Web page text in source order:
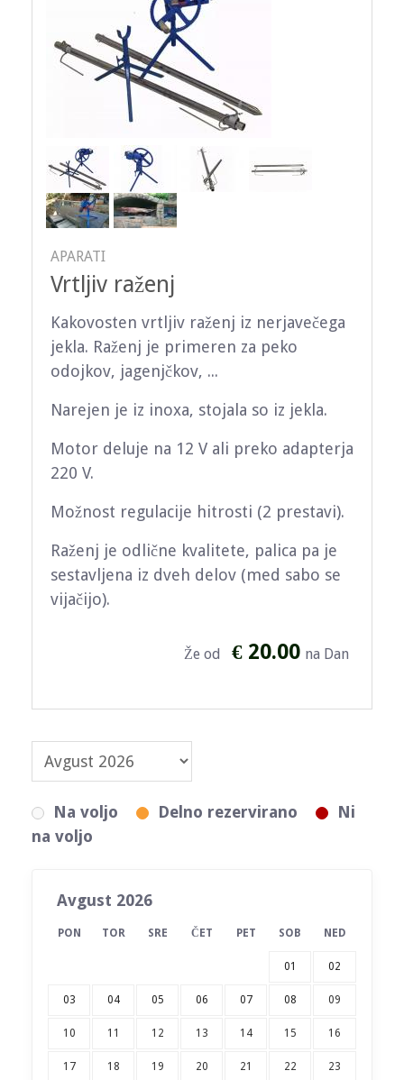
APARATI
Vrtljiv raženj
Kakovosten vrtljiv raženj iz nerjavečega
jekla. Raženj je primeren za peko
odojkov, jagenjčkov, ...
Narejen je iz inoxa, stojala so iz jekla.
Motor deluje na 12 V ali preko adapterja
220 V.
Možnost regulacije hitrosti (2 prestavi).
Raženj je odlične kvalitete, palica pa je
sestavljena iz dveh delov (med sabo se
vijačijo).
Že od € 20.00 na Dan
Na voljo Delno rezervirano
Ni
na voljo
Avgust 2026
PON TOR SRE ČET PET SOB NED
01 02
03 04 05 06 07 08 09
10 11 12 13 14 15 16
17 18 19 20 21 22 23